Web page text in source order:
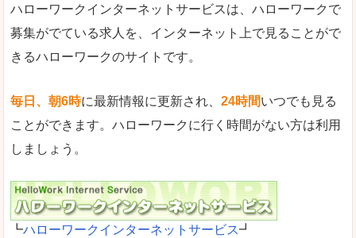
ハローワークインターネットサービスは、ハローワークで
募集がでている求人を、インターネット上で見ることがで
きるハローワークのサイトです。
毎日、朝6時に最新情報に更新され、 24時間いつでも見る
ことができます。ハローワークに行く時間がない方は利用
しましょう。
┗ハローワークインターネットサービス┛